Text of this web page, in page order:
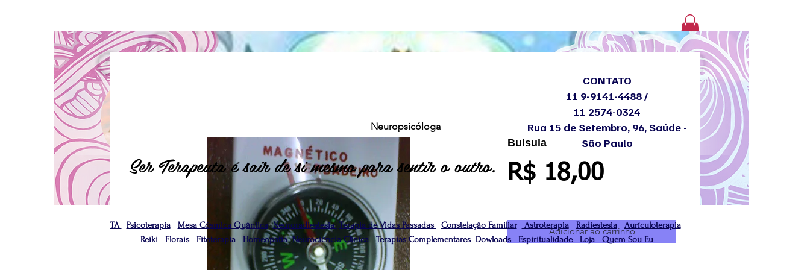
Login
Bulsula
R$ 18,00Preço
Adicionar ao carrinho
CONTATO
11 9-9141-4488 /
11 2574-0324
Rua 15 de Setembro, 96, Saúde -
São Paulo
TA Psicoterapia Mesa Cósmica Quântica Neuroradiestesia Terapia de Vidas Passadas Constelação Familiar Astroterapia Radiestesia
Aurículoterapia
Reiki
Florais Fitoterapia Homeopatia Neurociência Clínica Terapias Complementares Dowloads Espiritualidade Loja Quem Sou Eu
Neuropsicóloga
Ser Terapeuta é sair de si mesmo para sentir o outro.